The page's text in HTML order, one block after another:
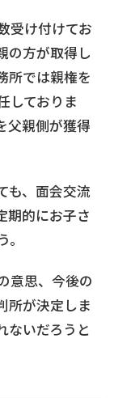
受け付けてお
の方が取得し
所では親権を
しておりま
父親側が獲得
も、面会交流
期的にお子さ
意思、今後の
所が決定しま
ないだろうと